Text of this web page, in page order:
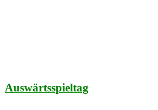
Auswärtsspieltag